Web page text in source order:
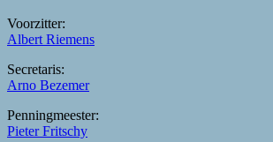
Voorzitter:
Albert Riemens
Secretaris:
Arno Bezemer
Penningmeester:
Pieter Fritschy